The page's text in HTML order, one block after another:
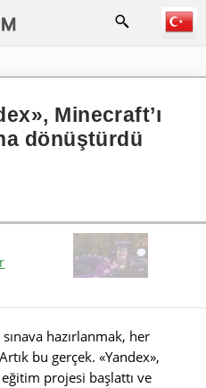
Minecraft’ı
dönüştürdü
hazırlanmak, her
bu gerçek. «Yandex»,
projesi başlattı ve